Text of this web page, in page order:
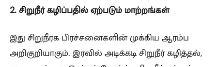
2. சிறுநீர் கழிப்பதில் ஏற்படும் மாற்றங்கள்
இது சிறுநீரக பிரச்சனைகளின் முக்கிய ஆரம்ப
அறிகுறியாகும். இரவில் அடிக்கடி சிறுநீர் கழித்தல்,